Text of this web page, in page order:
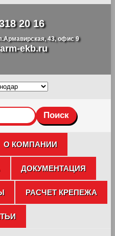
20 16
43, офис 9
ekb.ru
О КОМПАНИИ
ДОКУМЕНТАЦИЯ
РАСЧЕТ КРЕПЕЖА